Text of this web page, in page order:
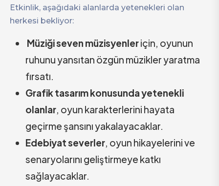
Etkinlik, aşağıdaki alanlarda yetenekleri olan
herkesi bekliyor:
Müziği seven müzisyenleriçin, oyunun
ruhunu yansıtan özgün müzikler yaratma
fırsatı.
Grafik tasarım konusunda yetenekli
olanlar, oyun karakterlerini hayata
geçirme şansını yakalayacaklar.
Edebiyat severler, oyun hikayelerini ve
senaryolarını geliştirmeye katkı
sağlayacaklar.